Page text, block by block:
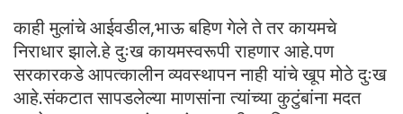
काही मुलांचे आईवडील,भाऊ बहिण गेले ते तर कायमचे
निराधार झाले.हे दुःख कायमस्वरूपी राहणार आहे.पण
सरकारकडे आपत्कालीन व्यवस्थापन नाही यांचे खूप मोठे दुःख
आहे.संकटात सापडलेल्या माणसांना त्यांच्या कुटुंबांना मदत